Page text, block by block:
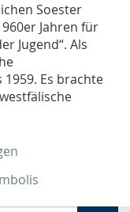
Soester
Jahren für
Jugend“. Als
Es brachte